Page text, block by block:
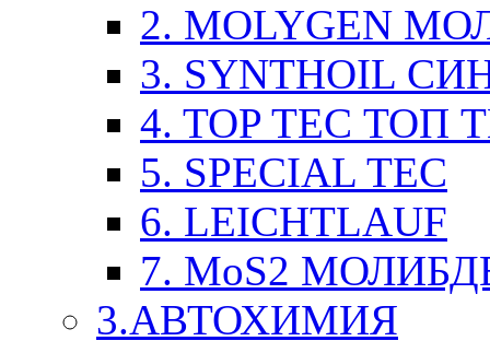
2. MOLYGEN
3. SYNTHOIL
4. TOP TEC ТОП
5. SPECIAL TEC
6. LEICHTLAUF
7. MoS2
3.АВТОХИМИЯ